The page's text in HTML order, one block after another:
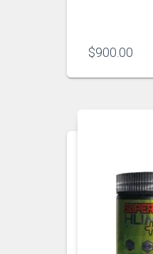
$900.00